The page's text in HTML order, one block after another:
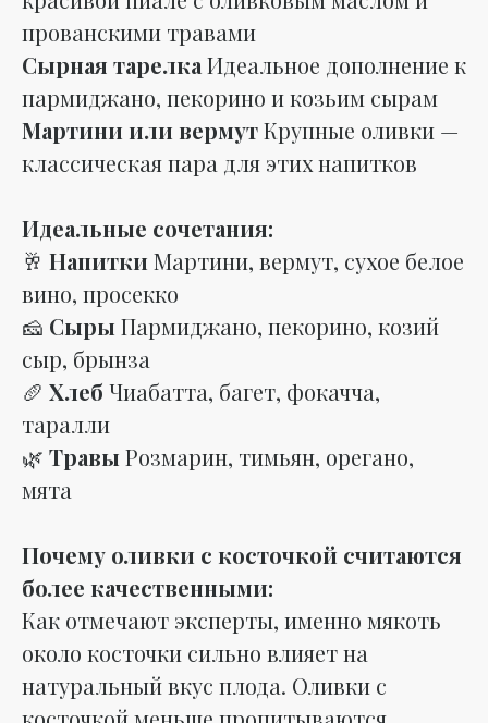
прованскими травами
Сырная тарелка Идеальное дополнение к
пармиджано, пекорино и козьим сырам
Мартини или вермутКрупные оливки —
классическая пара для этих напитков
Идеальные сочетания:
🥂 НапиткиМартини, вермут, сухое белое
вино, просекко
🧀 Сыры Пармиджано, пекорино, козий
сыр, брынза
🥖 Хлеб Чиабатта, багет, фокачча,
таралли
🌿 Травы Розмарин, тимьян, орегано,
мята
Почему оливки с косточкой считаются
более качественными:
Как отмечают эксперты, именно мякоть
около косточки сильно влияет на
натуральный вкус плода. Оливки с